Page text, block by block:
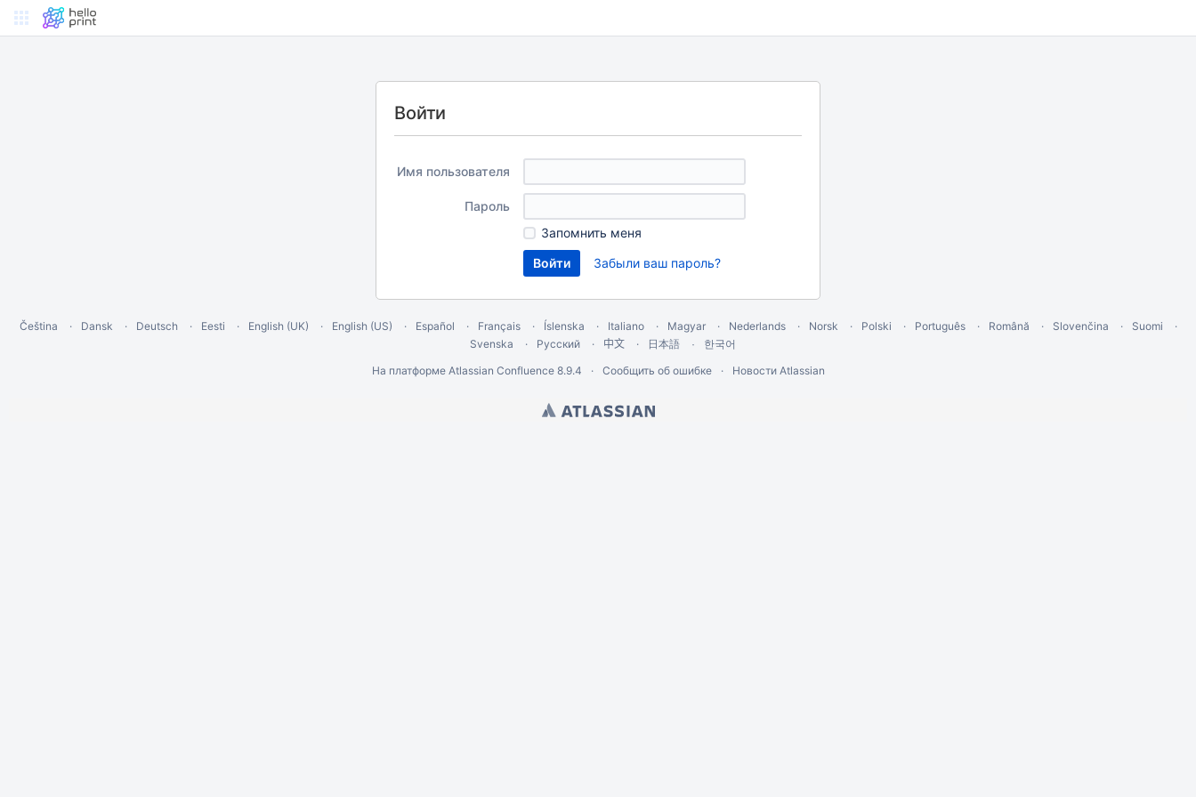
Войти
Имя пользователя
Пароль
Запомнить меня
Забыли ваш пароль?
Čeština Dansk Deutsch Eesti English (UK) English (US) Español Français Íslenska Italiano Magyar Nederlands Norsk Polski Português Română Slovenčina
Suomi
Svenska
Русский 中文 日本語
한국어
На платформе Atlassian Confluence 8.9.4 Сообщить об ошибке Новости Atlassian